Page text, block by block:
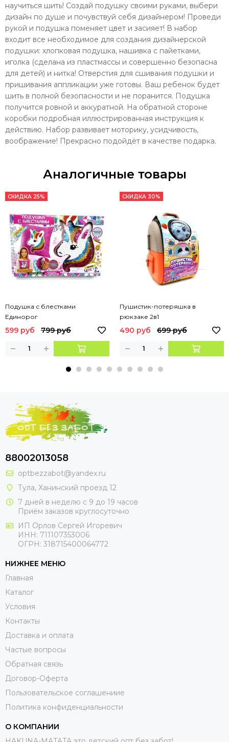
научиться шить! Создай подушку своими руками, выбери
дизайн по душе и почувствуй себя дизайнером! Проведи
рукой и подушка поменяет цвет и засияет! В набор
входит все необходимое для создания дизайнерской
подушки: хлопковая подушка, нашивка с пайетками,
иголка (сделана из пластмассы и совершенно безопасна
для детей) и нитка! Отверстия для сшивания подушки и
пришивания аппликации уже готовы. Ваш ребенок будет
шить в полной безопасности и не поранится. Подушка
получится ровной и аккуратной. На обратной стороне
коробки подробная иллюстрированная инструкция к
действию. Набор развивает моторику, усидчивость,
воображение! Прекрасно подойдёт в качестве подарка.
Аналогичные товары
СКИДКА 25%
Подушка с блестками
Единорог
599 руб 799 руб
СКИДКА 30%
Пушистик-потеряшка в
рюкзаке 2в1
490 руб 699 руб
88002013058
optbezzabot@yandex.ru
Тула, Ханинский проезд 12
7 дней в неделю с 9 до 19 часов
Приём заказов круглосуточно
ИП Орлов Сергей Игоревич
ИНН: 711107353006
ОГРН: 318715400064772
НИЖНЕЕ МЕНЮ
Главная
Каталог
Условия
Контакты
Доставка и оплата
Частые вопросы
Обратная связь
Договор-Оферта
Пользовательское соглашениие
Политика конфиденциальности
О КОМПАНИИ